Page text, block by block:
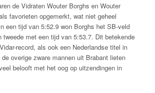
de Vidraten Wouter Borghs en Wouter
favorieten opgemerkt, wat niet geheel
een tijd van 5:52.9 won Borghs het SB-veld
tweede met een tijd van 5:53.7. Dit betekende
record, als ook een Nederlandse titel in
overige zware mannen uit Brabant lieten
belooft met het oog op uitzendingen in